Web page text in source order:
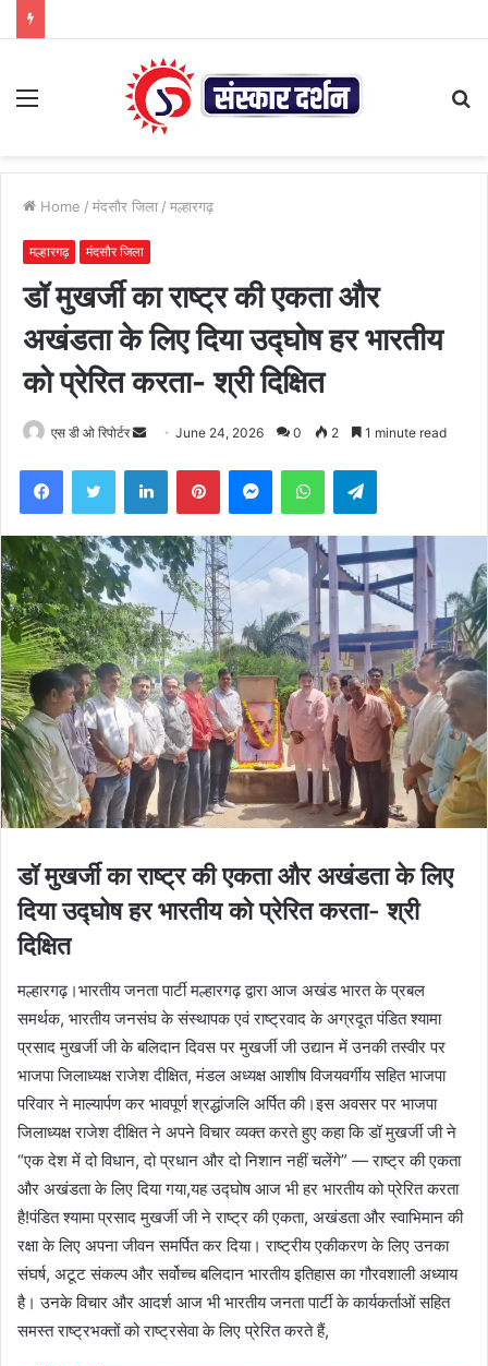
Menu
Home / मंदसौर जिला / मल्हारगढ़
मल्हारगढ़ मंदसौर जिला
डॉ मुखर्जी का राष्ट्र की एकता और
अखंडता के लिए दिया उद्घोष हर भारतीय
को प्रेरित करता- श्री दिक्षित
एस डी ओ रिपोर्टर
Send June 24, 2026 0 2 1 minute read
FacebookTwitter LinkedInPinterestMessengerWhatsAppTelegram
डॉ मुखर्जी का राष्ट्र की एकता और अखंडता के लिए
दिया उद्घोष हर भारतीय को प्रेरित करता- श्री
दिक्षित
मल्हारगढ़।भारतीय जनता पार्टी मल्हारगढ़ द्वारा आज अखंड भारत के प्रबल
समर्थक, भारतीय जनसंघ के संस्थापक एवं राष्ट्रवाद के अग्रदूत पंडित श्यामा
प्रसाद मुखर्जी जी के बलिदान दिवस पर मुखर्जी जी उद्यान में उनकी तस्वीर पर
भाजपा जिलाध्यक्ष राजेश दीक्षित, मंडल अध्यक्ष आशीष विजयवर्गीय सहित भाजपा
परिवार ने माल्यार्पण कर भावपूर्ण श्रद्धांजलि अर्पित की।इस अवसर पर भाजपा
जिलाध्यक्ष राजेश दीक्षित ने अपने विचार व्यक्त करते हुए कहा कि डॉ मुखर्जी जी ने
“एक देश में दो विधान, दो प्रधान और दो निशान नहीं चलेंगे” — राष्ट्र की एकता
और अखंडता के लिए दिया गया,यह उद्घोष आज भी हर भारतीय को प्रेरित करता
है!पंडित श्यामा प्रसाद मुखर्जी जी ने राष्ट्र की एकता, अखंडता और स्वाभिमान की
रक्षा के लिए अपना जीवन समर्पित कर दिया। राष्ट्रीय एकीकरण के लिए उनका
संघर्ष, अटूट संकल्प और सर्वोच्च बलिदान भारतीय इतिहास का गौरवशाली अध्याय
है। उनके विचार और आदर्श आज भी भारतीय जनता पार्टी के कार्यकर्ताओं सहित
समस्त राष्ट्रभक्तों को राष्ट्रसेवा के लिए प्रेरित करते हैं,